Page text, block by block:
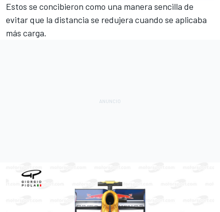
Estos se concibieron como una manera sencilla de
evitar que la distancia se redujera cuando se aplicaba
más carga.